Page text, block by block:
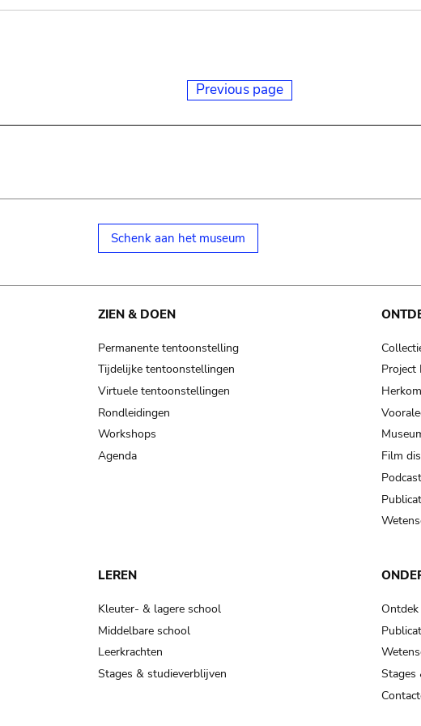
Previous page
Schenk aan het museum
ZIEN & DOEN
Permanente tentoonstelling
Tijdelijke tentoonstellingen
Virtuele tentoonstellingen
Rondleidingen
Workshops
Agenda
Project
Film
LEREN
Kleuter- & lagere school
Middelbare school
Leerkrachten
Stages & studieverblijven
Stages